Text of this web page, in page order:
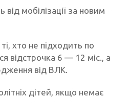
мобілізації за новим
ті, хто не підходить по
відстрочка 6 — 12 міс., а
від ВЛК.
дітей, якщо немає